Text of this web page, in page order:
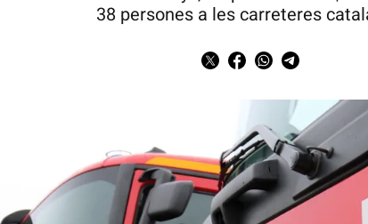
38 persones a les carreteres